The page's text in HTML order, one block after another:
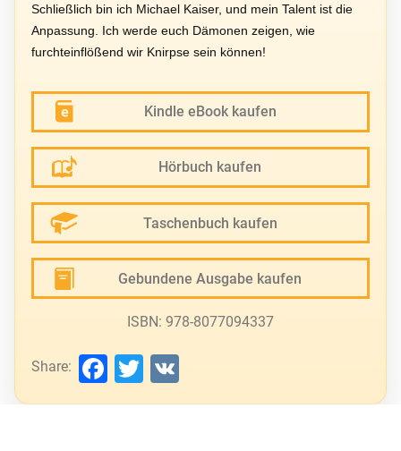
Schließlich bin ich Michael Kaiser, und mein Talent ist die
Anpassung. Ich werde euch Dämonen zeigen, wie
furchteinflößend wir Knirpse sein können!
Kindle eBook kaufen
Hörbuch kaufen
Taschenbuch kaufen
Gebundene Ausgabe kaufen
ISBN: 978-8077094337
Share: Facebook
Twitter